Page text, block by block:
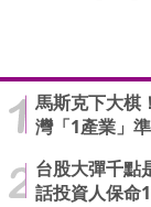
馬斯克下大棋
灣「1產業」
台股大彈千
話投資人保命